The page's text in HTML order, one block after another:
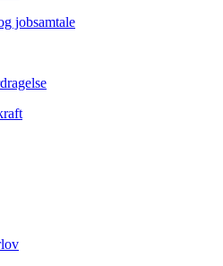
jobsamtale